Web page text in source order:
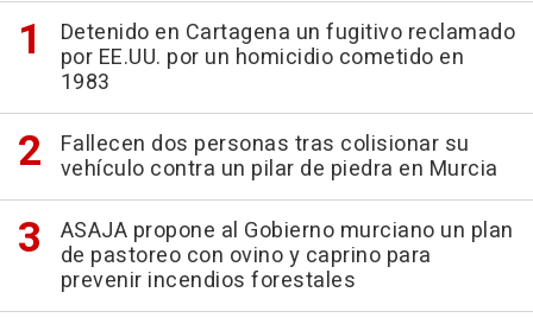
Detenido en Cartagena un fugitivo reclamado
por EE.UU. por un homicidio cometido en
1983
Fallecen dos personas tras colisionar su
vehículo contra un pilar de piedra en Murcia
ASAJA propone al Gobierno murciano un plan
de pastoreo con ovino y caprino para
prevenir incendios forestales